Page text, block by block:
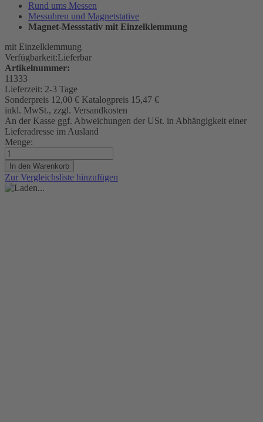
Rund ums Messen
Messuhren und Magnetstative
Magnet-Messstativ mit Einzelklemmung
mit Einzelklemmung
Verfügbarkeit:Lieferbar
Artikelnummer:
11333
Lieferzeit: 2-3 Tage
Sonderpreis 12,00 € Katalogpreis 15,47 €
inkl. MwSt., zzgl. Versandkosten
An der Kasse ggf. Abweichungen der USt. in Abhängigkeit einer
Lieferadresse im Ausland
Menge:
In den Warenkorb
Zur Vergleichsliste hinzufügen